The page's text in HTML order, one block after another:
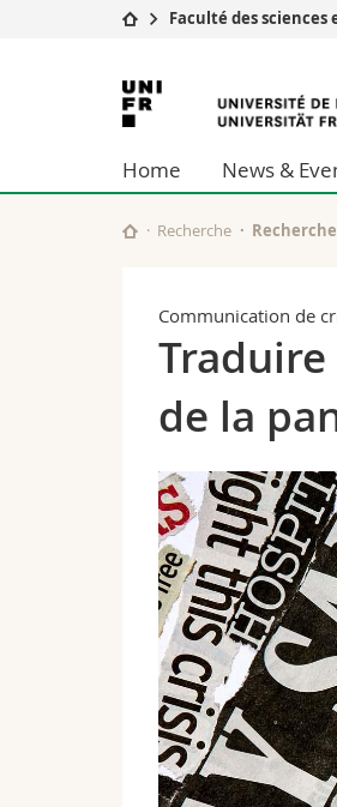
Université
Recherche
Université
Formation continue
Faculté des sciences
Université
de
Fribourg
Home News &
Recherche
Communication de
Traduire
de la